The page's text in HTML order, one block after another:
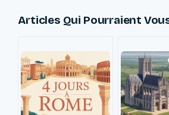
Articles Qui Pourraient